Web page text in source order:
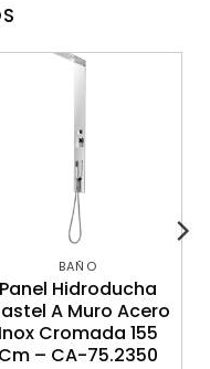
BAÑO
Panel Hidroducha
A Muro Acero
Inox Cromada 155
Cm – CA-75.2350